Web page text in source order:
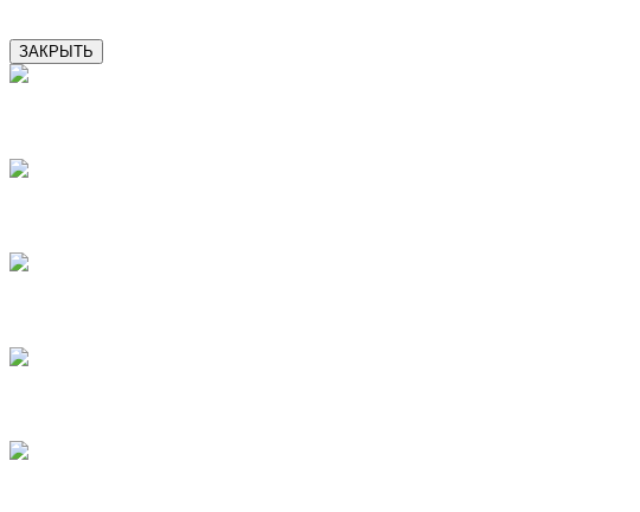
ЗАКРЫТЬ